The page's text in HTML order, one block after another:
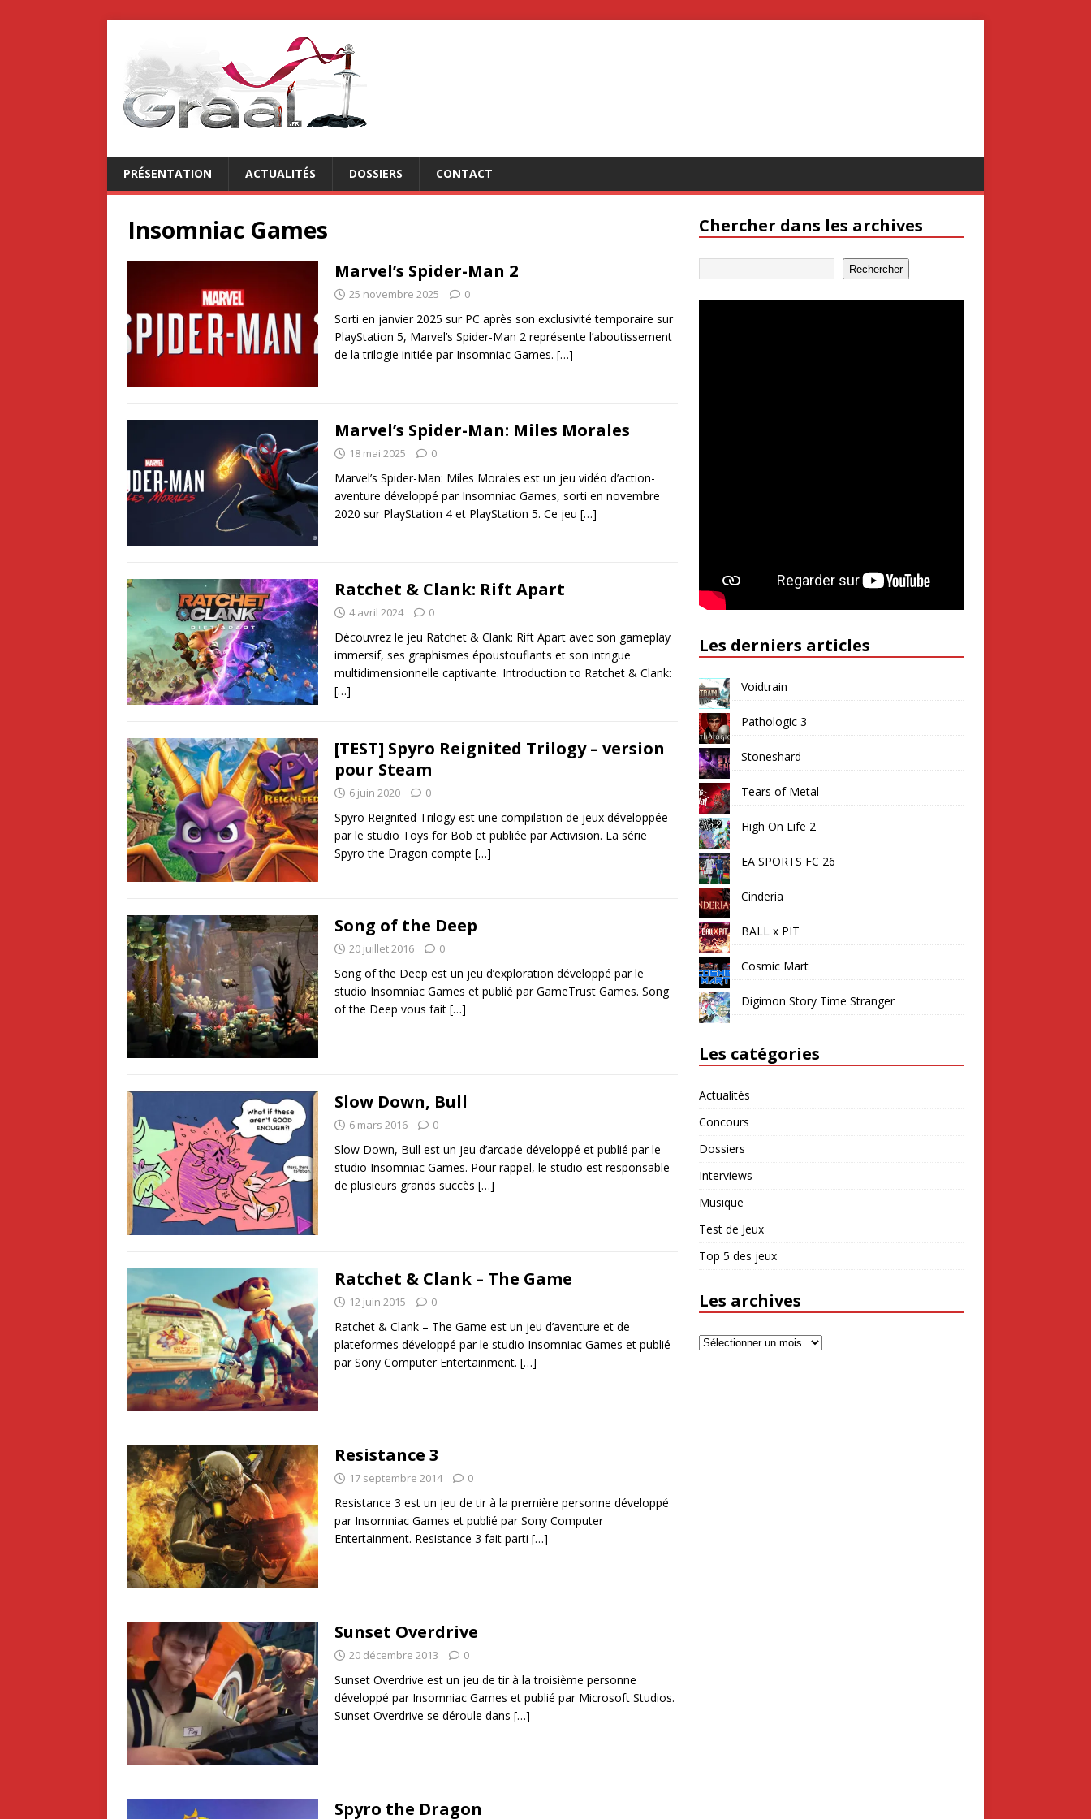
PRÉSENTATION ACTUALITÉS DOSSIERS CONTACT
Insomniac Games
Marvel’s Spider-Man 2
25 novembre 2025 0
Sorti en janvier 2025 sur PC après son exclusivité temporaire sur
PlayStation 5, Marvel’s Spider-Man 2 représente l’aboutissement
de la trilogie initiée par Insomniac Games. […]
Marvel’s Spider-Man: Miles Morales
18 mai 2025 0
Marvel’s Spider-Man: Miles Morales est un jeu vidéo d’action-
aventure développé par Insomniac Games, sorti en novembre
2020 sur PlayStation 4 et PlayStation 5. Ce jeu […]
Ratchet & Clank: Rift Apart
4 avril 2024 0
Découvrez le jeu Ratchet & Clank: Rift Apart avec son gameplay
immersif, ses graphismes époustouflants et son intrigue
multidimensionnelle captivante. Introduction to Ratchet & Clank:
[…]
[TEST] Spyro Reignited Trilogy – version
pour Steam
6 juin 2020 0
Spyro Reignited Trilogy est une compilation de jeux développée
par le studio Toys for Bob et publiée par Activision. La série
Spyro the Dragon compte […]
Song of the Deep
20 juillet 2016 0
Song of the Deep est un jeu d’exploration développé par le
studio Insomniac Games et publié par GameTrust Games. Song
of the Deep vous fait […]
Slow Down, Bull
6 mars 2016 0
Slow Down, Bull est un jeu d’arcade développé et publié par le
studio Insomniac Games. Pour rappel, le studio est responsable
de plusieurs grands succès […]
Ratchet & Clank – The Game
12 juin 2015 0
Ratchet & Clank – The Game est un jeu d’aventure et de
plateformes développé par le studio Insomniac Games et publié
par Sony Computer Entertainment. […]
Resistance 3
17 septembre 2014 0
Resistance 3 est un jeu de tir à la première personne développé
par Insomniac Games et publié par Sony Computer
Entertainment. Resistance 3 fait parti […]
Sunset Overdrive
20 décembre 2013 0
Sunset Overdrive est un jeu de tir à la troisième personne
développé par Insomniac Games et publié par Microsoft Studios.
Sunset Overdrive se déroule dans […]
Spyro the Dragon
Chercher dans les archives
Rechercher
Les derniers articles
Voidtrain
Pathologic 3
Stoneshard
Tears of Metal
High On Life 2
EA SPORTS FC 26
Cinderia
BALL x PIT
Cosmic Mart
Digimon Story Time Stranger
Les catégories
Actualités
Concours
Dossiers
Interviews
Musique
Test de Jeux
Top 5 des jeux
Les archives